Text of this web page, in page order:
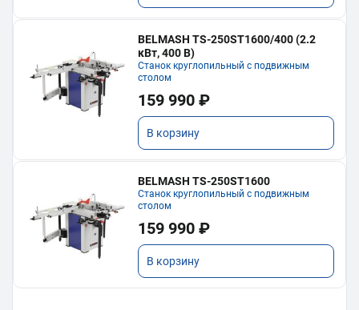
BELMASH TS-250ST1600/400 (2.2
кВт, 400 В)
Станок круглопильный с подвижным
столом
159 990 ₽
В корзину
BELMASH TS-250ST1600
Станок круглопильный с подвижным
столом
159 990 ₽
В корзину